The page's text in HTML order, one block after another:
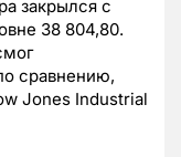
закрылся с
38 804,80.
сравнению,
Jones Industrial